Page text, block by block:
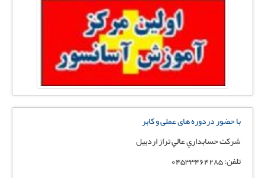
با حضور دردوره های عملی و کابر
شركت حسابداري عالي تراز اردبيل
تلفن: 04533464285